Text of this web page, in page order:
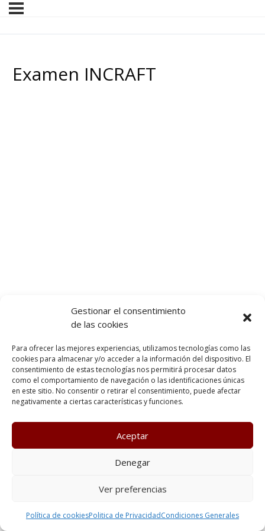
Gestionar el consentimiento
de las cookies
Para ofrecer las mejores experiencias, utilizamos tecnologías como las
cookies para almacenar y/o acceder a la información del dispositivo. El
consentimiento de estas tecnologías nos permitirá procesar datos
como el comportamiento de navegación o las identificaciones únicas
en este sitio. No consentir o retirar el consentimiento, puede afectar
negativamente a ciertas características y funciones.
Aceptar
Denegar
Ver preferencias
Política de cookiesPolitica de PrivacidadCondiciones Generales
Examen INCRAFT